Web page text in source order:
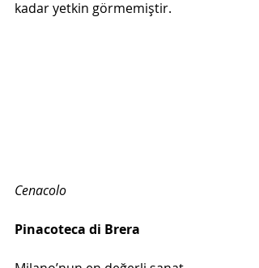
kadar yetkin görmemiştir.
Cenacolo
Pinacoteca di Brera